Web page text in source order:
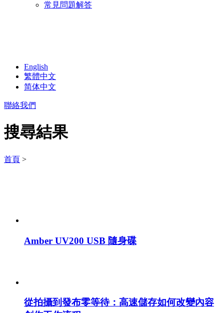
常見問題解答
English
繁體中文
简体中文
聯絡我們
搜尋結果
首頁 >
Amber UV200 USB 隨身碟
從拍攝到發布零等待：高速儲存如何改變內容